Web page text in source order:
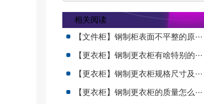
相关阅读
【文件柜】钢制柜表面不平整的原···
【更衣柜】钢制更衣柜有啥特别的···
【更衣柜】钢制更衣柜规格尺寸及···
【更衣柜】钢制更衣柜的质量怎么···